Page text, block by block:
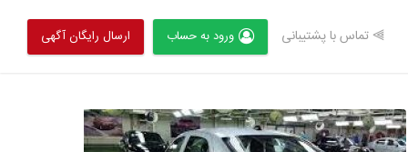
⫸ تماس با پشتیبانی ورود به حساب ارسال رایگان آگهی